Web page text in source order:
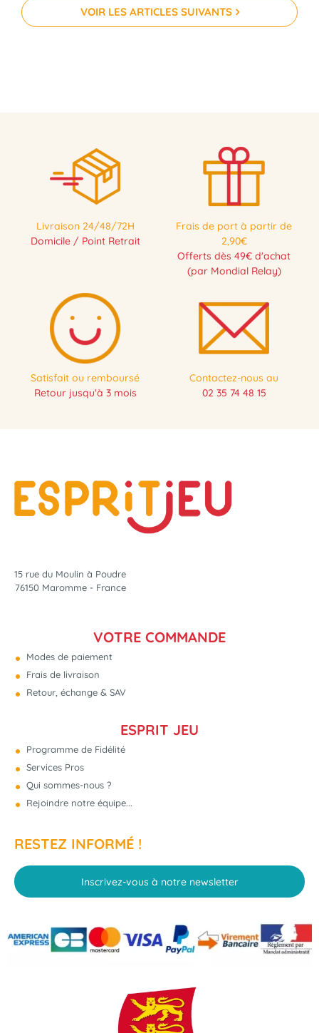
VOIR LES ARTICLES SUIVANTS
Livraison 24/48/72H
Domicile / Point Retrait
Frais de port à partir de
2,90€
Offerts dès 49€ d'achat
(par Mondial Relay)
Satisfait ou remboursé
Retour jusqu'à 3 mois
Contactez-nous au
02 35 74 48 15
15 rue du Moulin à Poudre
76150 Maromme - France
VOTRE COMMANDE
Modes de paiement
Frais de livraison
Retour, échange & SAV
ESPRIT JEU
Programme de Fidélité
Services Pros
Qui sommes-nous ?
Rejoindre notre équipe...
RESTEZ INFORMÉ !
Inscrivez-vous à notre newsletter